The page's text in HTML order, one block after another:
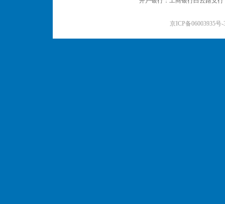
京ICP备06003935号-